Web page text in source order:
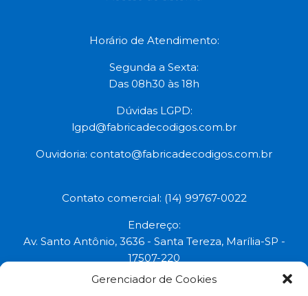
Gerenciador de Cookies
Horário de Atendimento:
Segunda a Sexta:
Das 08h30 às 18h
Dúvidas LGPD:
lgpd@fabricadecodigos.com.br
Ouvidoria: contato@fabricadecodigos.com.br
Contato comercial: (14) 99767-0022
Endereço:
Av. Santo Antônio, 3636 - Santa Tereza, Marília-SP -
17507-220